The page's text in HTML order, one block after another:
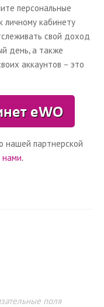
персональные
личному кабинету
свой доход
день, а также
аккаунтов – это
нашей партнерской
нами.
поля